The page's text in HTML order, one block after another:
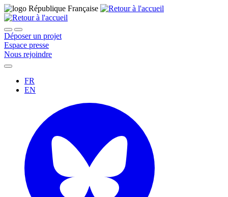
Déposer un projet
Espace presse
Nous rejoindre
FR
EN